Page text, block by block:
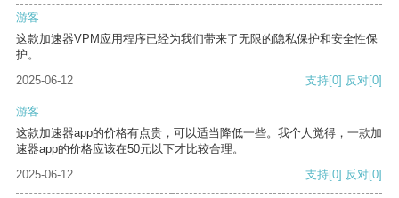
游客
这款加速器VPM应用程序已经为我们带来了无限的隐私保护和安全性保
护。
2025-06-12
支持[0] 反对[0]
游客
这款加速器app的价格有点贵，可以适当降低一些。我个人觉得，一款加
速器app的价格应该在50元以下才比较合理。
2025-06-12
支持[0] 反对[0]